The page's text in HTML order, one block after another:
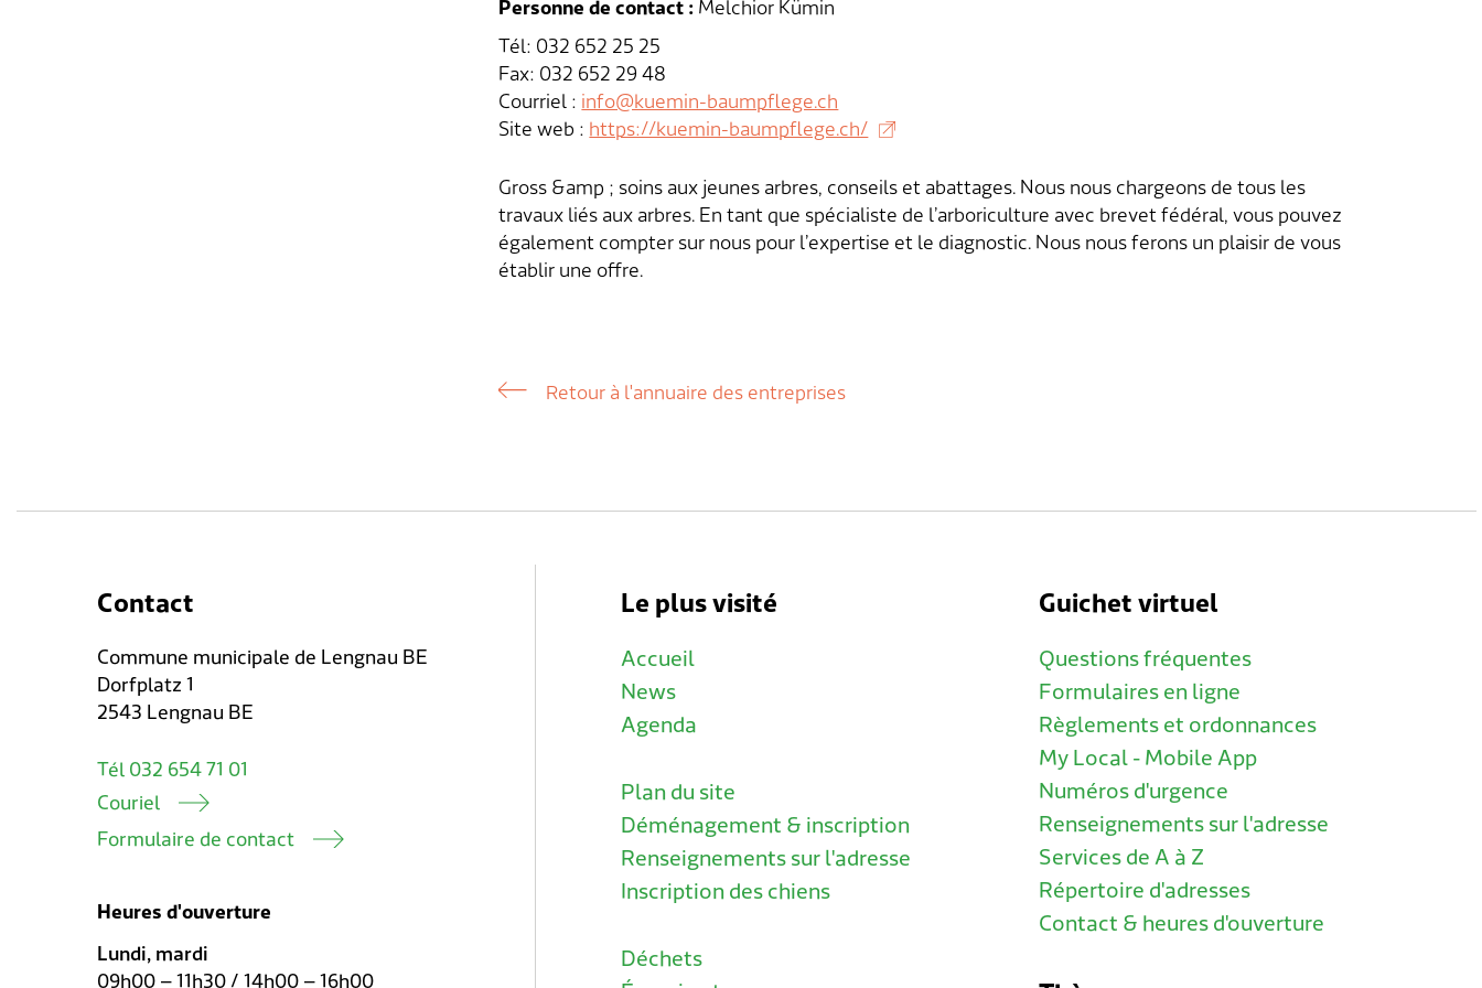
Personne de contact : Melchior Kümin
Tél: 032 652 25 25
Fax: 032 652 29 48
Courriel :info@kuemin-baumpflege.ch
Site web :https://kuemin-baumpflege.ch/
Gross &amp ; soins aux jeunes arbres, conseils et abattages. Nous nous chargeons de tous les
travaux liés aux arbres. En tant que spécialiste de l’arboriculture avec brevet fédéral, vous pouvez
également compter sur nous pour l’expertise et le diagnostic. Nous nous ferons un plaisir de vous
établir une offre.
Retour à l'annuaire des entreprises
Contact
Commune municipale de Lengnau BE
Dorfplatz 1
2543 Lengnau BE
Tél 032 654 71 01
Couriel
Formulaire de contact
Heures d'ouverture
Lundi, mardi
09h00 – 11h30 / 14h00 – 16h00
Le plus visité
Accueil
News
Agenda
Plan du site
Déménagement & inscription
Renseignements sur l'adresse
Inscription des chiens
Déchets
Guichet virtuel
Questions fréquentes
Formulaires en ligne
Règlements et ordonnances
My Local - Mobile App
Numéros d'urgence
Renseignements sur l'adresse
Services de A à Z
Répertoire d'adresses
Contact & heures d'ouverture